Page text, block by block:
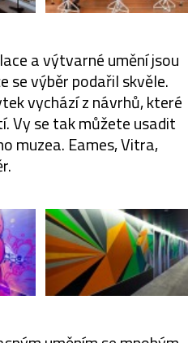
a výtvarné umění jsou
se výběr podařil skvěle.
vychází z návrhů, které
Vy se tak můžete usadit
muzea. Eames, Vitra,